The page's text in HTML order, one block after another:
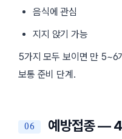
음식에 관심
지지 앉기 가능
5가지 모두 보이면 만 5~6
보통 준비 단계.
예방접종 —